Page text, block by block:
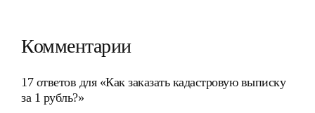
Комментарии
17 ответов для «Как заказать кадастровую выписку
за 1 рубль?»